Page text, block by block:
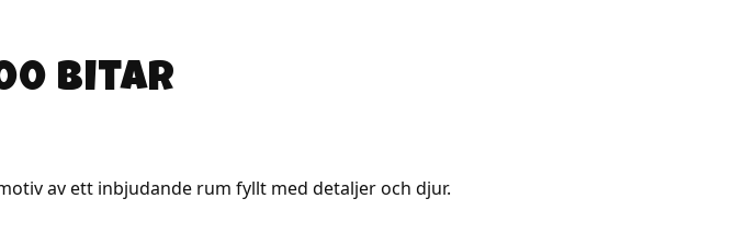
bitar
av ett inbjudande rum fyllt med detaljer och djur.